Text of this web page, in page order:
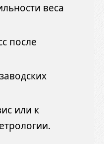
веса
после
или к